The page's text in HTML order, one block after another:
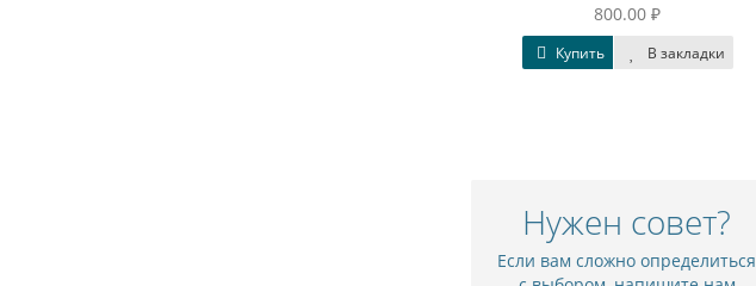
800.00 ₽
Купить В закладки
Нужен совет?
Если вам сложно определиться